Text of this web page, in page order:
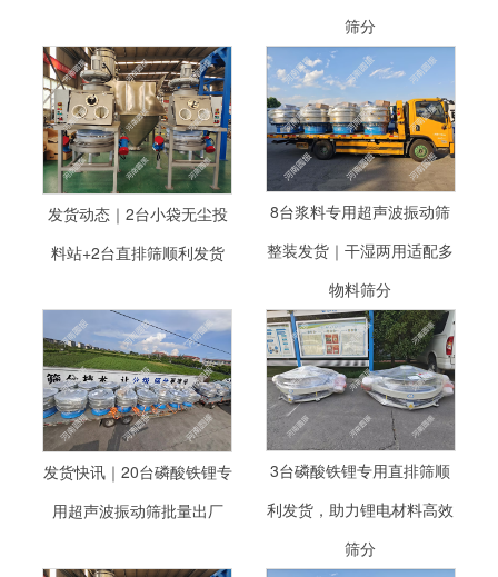
筛分
发货动态｜2台小袋无尘投
料站+2台直排筛顺利发货
8台浆料专用超声波振动筛
整装发货｜干湿两用适配多
物料筛分
发货快讯｜20台磷酸铁锂专
用超声波振动筛批量出厂
3台磷酸铁锂专用直排筛顺
利发货，助力锂电材料高效
筛分